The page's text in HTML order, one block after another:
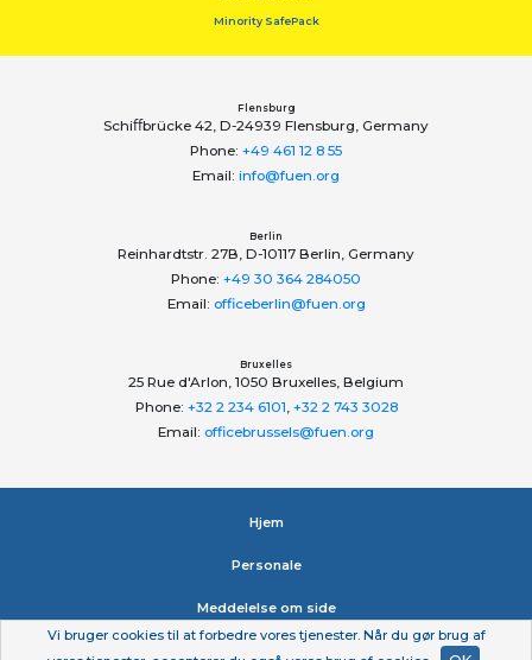
Minority SafePack
Flensburg
Schiﬀbrücke 42, D-24939 Flensburg, Germany
Phone: +49 461 12 8 55
Email: info@fuen.org
Berlin
Reinhardtstr. 27B, D-10117 Berlin, Germany
Phone: +49 30 364 284050
Email: officeberlin@fuen.org
Bruxelles
25 Rue d'Arlon, 1050 Bruxelles, Belgium
Phone: +32 2 234 6101 +32 2 743 3028
Email: officebrussels@fuen.org
Hjem
Personale
Meddelelse om side
Vi bruger cookies til at forbedre vores tjenester. Når du gør brug af